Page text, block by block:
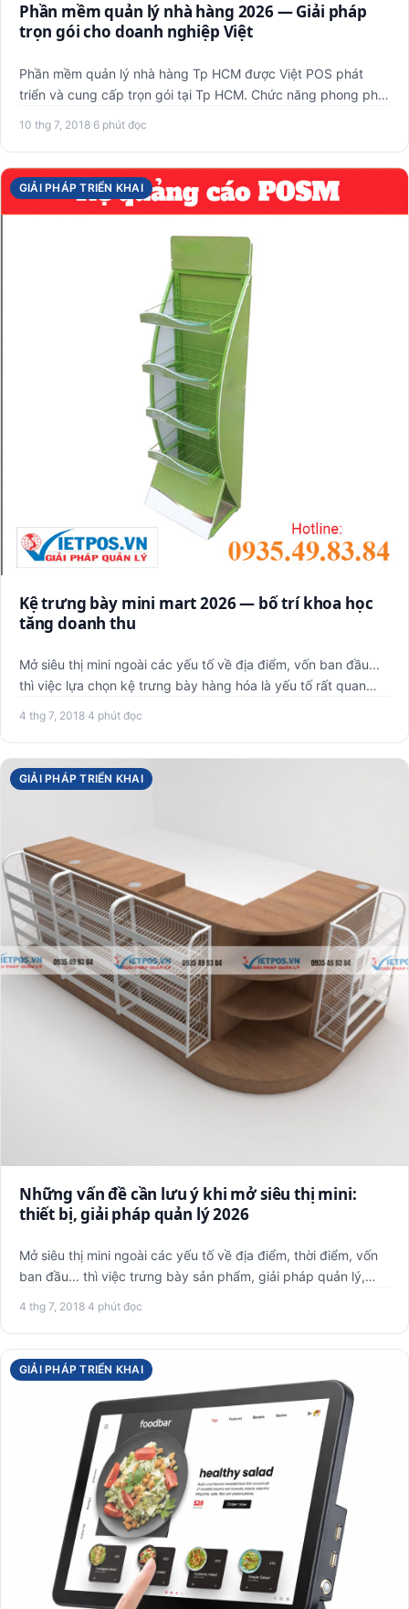
Phần mềm quản lý nhà hàng 2026 — Giải pháp
trọn gói cho doanh nghiệp Việt
Phần mềm quản lý nhà hàng Tp HCM được Việt POS phát
triển và cung cấp trọn gói tại Tp HCM. Chức năng phong phú,
10 thg 7, 2018·6 phút đọc
GIẢI PHÁP TRIỂN KHAI
Kệ trưng bày mini mart 2026 — bố trí khoa học
tăng doanh thu
Mở siêu thị mini ngoài các yếu tố về địa điểm, vốn ban đầu...
thì việc lựa chọn kệ trưng bày hàng hóa là yếu tố rất quan…
4 thg 7, 2018·4 phút đọc
GIẢI PHÁP TRIỂN KHAI
Những vấn đề cần lưu ý khi mở siêu thị mini:
thiết bị, giải pháp quản lý 2026
Mở siêu thị mini ngoài các yếu tố về địa điểm, thời điểm, vốn
ban đầu... thì việc trưng bày sản phẩm, giải pháp quản lý,…
4 thg 7, 2018·4 phút đọc
GIẢI PHÁP TRIỂN KHAI